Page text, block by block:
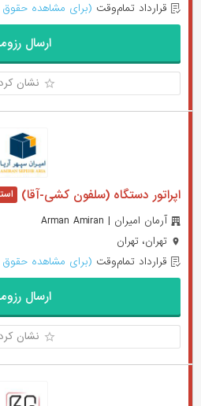
قرارداد تمام‌وقت (برای مشاهده حقوق
ارسال
نشان
اپراتور دستگاه (سلفون کشی-آقا)
آرمان امیران | Arman Amiran
تهران، تهران
قرارداد تمام‌وقت (برای مشاهده حقوق
ارسال
نشان